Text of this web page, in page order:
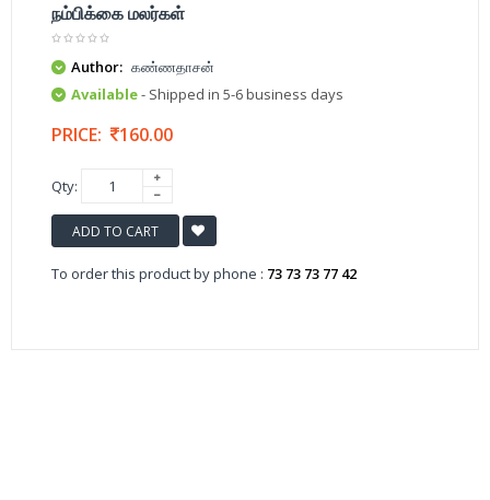
நம்பிக்கை மலர்கள்
Author: கண்ணதாசன்
Available- Shipped in 5-6 business days
PRICE: 160.00
Qty:
ADD TO CART
To order this product by phone : 73 73 73 77 42